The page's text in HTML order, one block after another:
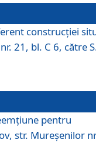
construcţiei
21, bl. C 6, către
pentru
str. Mureşenilor